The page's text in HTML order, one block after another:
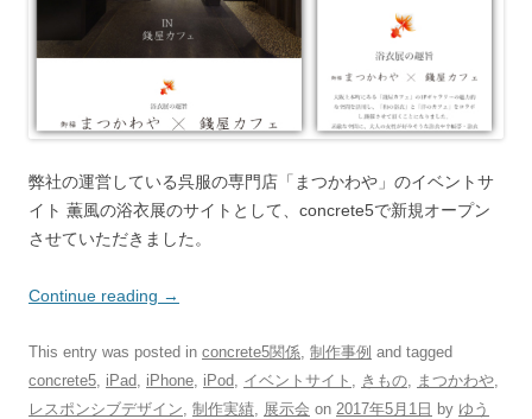
弊社の運営している呉服の専門店「まつかわや」のイベントサ
イト 薫風の浴衣展のサイトとして、concrete5で新規オープン
させていただきました。
Continue reading →
This entry was posted in concrete5関係 制作事例 and tagged
concrete5 iPad iPhone iPod イベントサイト きもの まつかわや
レスポンシブデザイン 制作実績 展示会 on 2017年5月1日 by ゆう